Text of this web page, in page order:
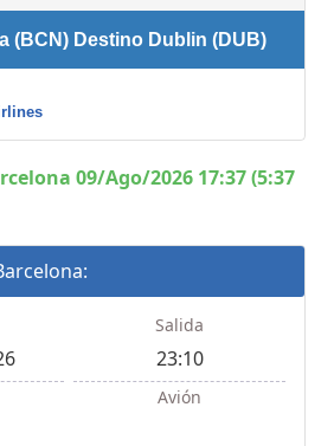
(BCN) Destino Dublin (DUB)
09/Ago/2026 17:37 (5:37
Salida
23:10
Avión